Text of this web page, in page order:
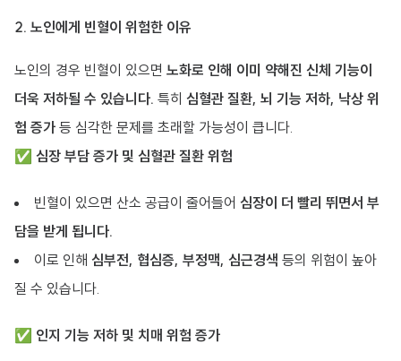
2. 노인에게 빈혈이 위험한 이유
노인의 경우 빈혈이 있으면 노화로 인해 이미 약해진 신체 기능이
더욱 저하될 수 있습니다. 특히 심혈관 질환, 뇌 기능 저하, 낙상 위
험 증가 등 심각한 문제를 초래할 가능성이 큽니다.
✅ 심장 부담 증가 및 심혈관 질환 위험
빈혈이 있으면 산소 공급이 줄어들어 심장이 더 빨리 뛰면서 부
담을 받게 됩니다.
이로 인해 심부전, 협심증, 부정맥, 심근경색 등의 위험이 높아
질 수 있습니다.
✅ 인지 기능 저하 및 치매 위험 증가